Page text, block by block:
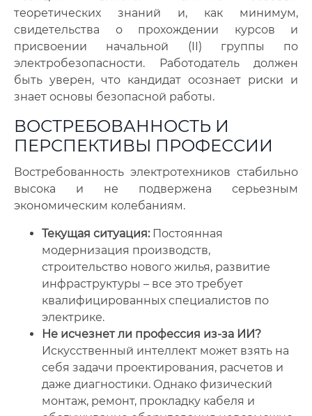
теоретических знаний и, как минимум,
свидетельства о прохождении курсов и
присвоении начальной (II) группы по
электробезопасности. Работодатель должен
быть уверен, что кандидат осознает риски и
знает основы безопасной работы.
ВОСТРЕБОВАННОСТЬ И
ПЕРСПЕКТИВЫ ПРОФЕССИИ
Востребованность электротехников стабильно
высока и не подвержена серьезным
экономическим колебаниям.
Текущая ситуация:Постоянная
модернизация производств,
строительство нового жилья, развитие
инфраструктуры – все это требует
квалифицированных специалистов по
электрике.
Не исчезнет ли профессия из-за ИИ?
Искусственный интеллект может взять на
себя задачи проектирования, расчетов и
даже диагностики. Однако физический
монтаж, ремонт, прокладку кабеля и